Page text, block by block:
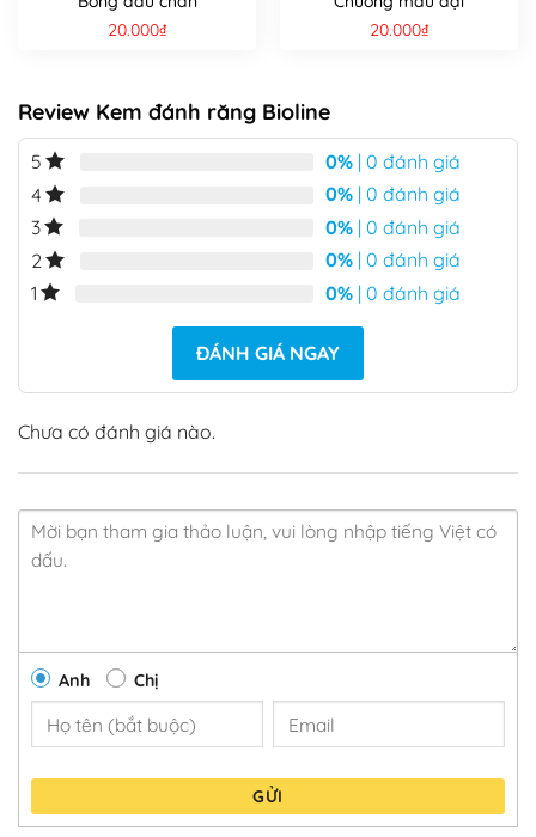
20.000₫
20.000₫
Review Kem đánh răng Bioline
5 0% | 0 đánh giá
4
0% | 0 đánh giá
3
0% | 0 đánh giá
2
0% | 0 đánh giá
1
0% | 0 đánh giá
ĐÁNH GIÁ NGAY
Chưa có đánh giá nào.
Anh Chị
GỬI